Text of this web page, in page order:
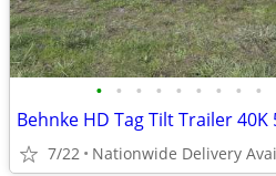
• • • • • • • • •
Behnke HD Tag Tilt Trailer
7/22 Nationwide Delivery